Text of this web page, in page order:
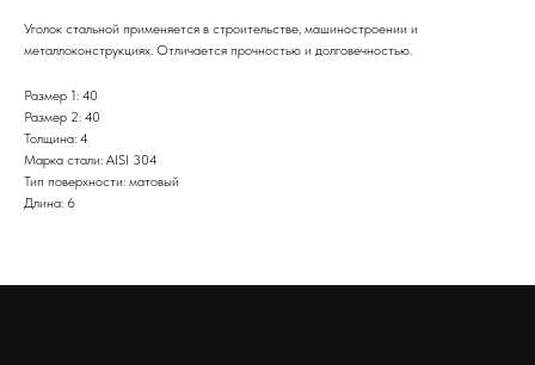
Уголок стальной применяется в строительстве, машиностроении и
металлоконструкциях. Отличается прочностью и долговечностью.
Размер 1: 40
Размер 2: 40
Толщина: 4
Марка стали: AISI 304
Тип поверхности: матовый
Длина: 6